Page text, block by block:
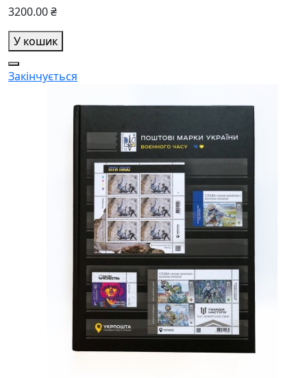
3200.00 ₴
У кошик
Закінчується